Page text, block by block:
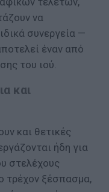
να
συνεργεία —
έναν από
του ιού.
και
και θετικές
ήδη για
στελέχους
τρέχον ξέσπασμα,